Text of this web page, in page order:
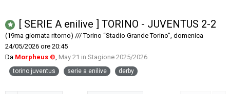
[ SERIE A enilive ] TORINO - JUVENTUS 2-2
(19ma giornata ritorno) /// Torino “Stadio Grande Torino”, domenica
24/05/2026 ore 20:45
Da Morpheus ©, May 21 in Stagione 2025/2026
torino juventus serie a enilive derby